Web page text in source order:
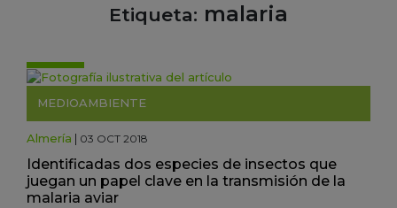
Etiqueta: malaria
MEDIOAMBIENTE
Almería | 03 OCT 2018
Identificadas dos especies de insectos que
juegan un papel clave en la transmisión de la
malaria aviar